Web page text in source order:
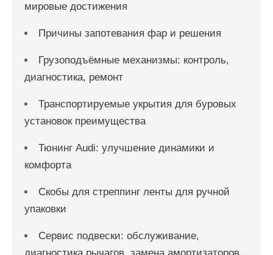
мировые достижения
Причины запотевания фар и решения
Грузоподъёмные механизмы: контроль,
диагностика, ремонт
Транспортируемые укрытия для буровых
установок преимущества
Тюнинг Audi: улучшение динамики и
комфорта
Скобы для стреппинг ленты для ручной
упаковки
Сервис подвески: обслуживание,